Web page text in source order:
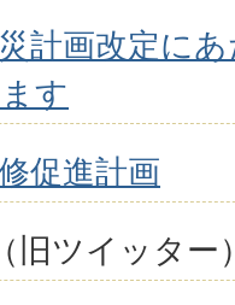
計画改定に
す
促進計画
旧ツイッター